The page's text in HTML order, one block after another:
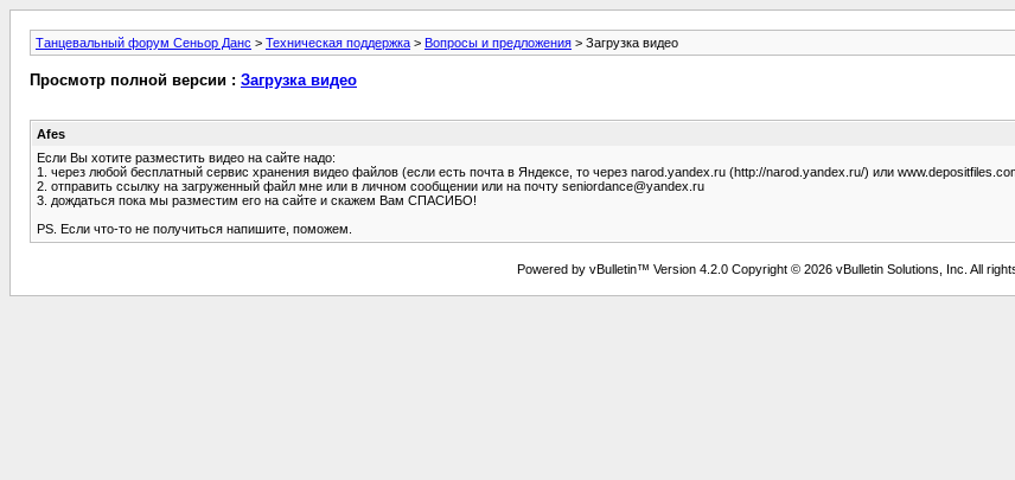
Танцевальный форум Сеньор Данс > Техническая поддержка > Вопросы и предложения > Загрузка видео
Просмотр полной версии : Загрузка видео
Afes
Если Вы хотите разместить видео на сайте надо:
1. через любой бесплатный сервис хранения видео файлов (если есть почта в Яндексе, то через narod.yandex.ru (http://narod.yandex.ru/) или
2. отправить ссылку на загруженный файл мне или в личном сообщении или на почту seniordance@yandex.ru
3. дождаться пока мы разместим его на сайте и скажем Вам СПАСИБО!
PS. Если что-то не получиться напишите, поможем.
Powered by vBulletin™ Version 4.2.0 Copyright © 2026 vBulletin Solutions, Inc. All